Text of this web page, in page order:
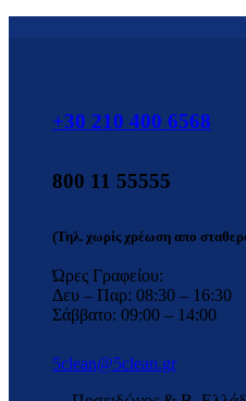
+30 210 400 6568
800 11 55555
(Τηλ. χωρίς χρέωση απο
Ώρες Γραφείου:
Δευ – Παρ: 08:30 – 16:30
Σάββατο: 09:00 – 14:00
5clean@5clean.gr